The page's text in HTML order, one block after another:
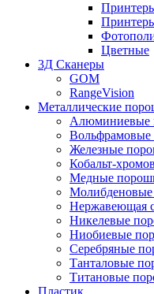
Цветные
3Д Сканеры
GOM
RangeVision
Металлические
Алюминиевые
Железные
Кобальт-
Медные
Нержавеющая
Никелевые
Ниобиевые
Серебряные
Танталовые
Титановые
Пластик